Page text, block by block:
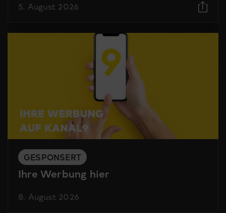
5. August 2026
GESPONSERT
Ihre Werbung hier
8. August 2026